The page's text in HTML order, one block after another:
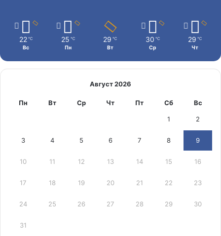
22 ℃
Вс
25 ℃
Пн
29 ℃
Вт
30 ℃
Ср
29 ℃
Чт
Август 2026
Пн Вт Ср Чт Пт Сб Вс
1 2
3 4 5 6 7 8 9
10 11 12 13 14 15 16
17 18 19 20 21 22 23
24 25 26 27 28 29 30
31